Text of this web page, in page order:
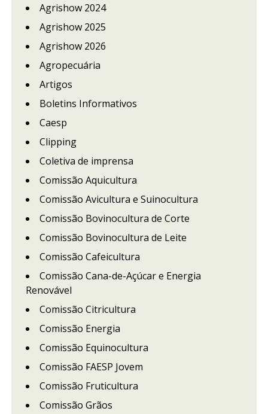
Agrishow 2024
Agrishow 2025
Agrishow 2026
Agropecuária
Artigos
Boletins Informativos
Caesp
Clipping
Coletiva de imprensa
Comissão Aquicultura
Comissão Avicultura e Suinocultura
Comissão Bovinocultura de Corte
Comissão Bovinocultura de Leite
Comissão Cafeicultura
Comissão Cana-de-Açúcar e Energia
Renovável
Comissão Citricultura
Comissão Energia
Comissão Equinocultura
Comissão FAESP Jovem
Comissão Fruticultura
Comissão Grãos